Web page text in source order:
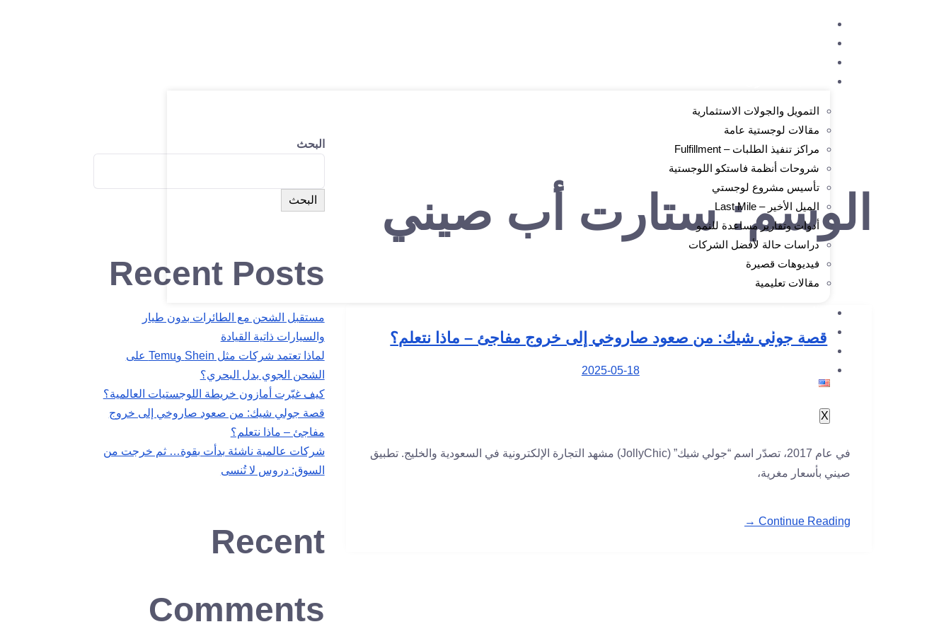
التمويل والجولات الاستثمارية
مقالات لوجستية عامة
مراكز تنفيذ الطلبات – Fulfillment
شروحات أنظمة فاستكو اللوجستية
تأسيس مشروع لوجستي
الميل الأخير – Last Mile
أدوات وتقارير مساعدة للنمو
دراسات حالة لأفضل الشركات
فيديوهات قصيرة
مقالات تعليمية
لوحة التحكم
مراسلتنا
X
الوسم:ستارت أب صيني
قصة جولي شيك: من صعود صاروخي إلى خروج مفاجئ – ماذا نتعلم؟
2025-05-18
في عام 2017، تصدّر اسم “جولي شيك” (JollyChic) مشهد التجارة الإلكترونية في السعودية والخليج. تطبيق
صيني بأسعار مغرية،
Continue Reading →
البحث
البحث
Recent Posts
مستقبل الشحن مع الطائرات بدون طيار
والسيارات ذاتية القيادة
لماذا تعتمد شركات مثل Shein وTemu على
الشحن الجوي بدل البحري؟
كيف غيّرت أمازون خريطة اللوجستيات العالمية؟
قصة جولي شيك: من صعود صاروخي إلى خروج
مفاجئ – ماذا نتعلم؟
شركات عالمية ناشئة بدأت بقوة… ثم خرجت من
السوق: دروس لا تُنسى
Recent
Comments